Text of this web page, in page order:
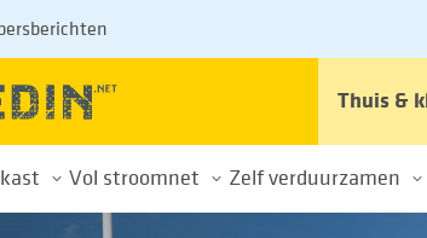
Thuis &
Vol stroomnet Zelf verduurzamen